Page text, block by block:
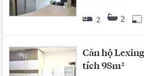
2 2
Căn hộ
tích 98m²